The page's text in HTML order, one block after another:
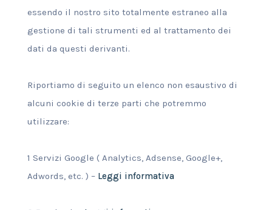
essendo il nostro sito totalmente estraneo alla
gestione di tali strumenti ed al trattamento dei
dati da questi derivanti.
Riportiamo di seguito un elenco non esaustivo di
alcuni cookie di terze parti che potremmo
utilizzare:
1 Servizi Google ( Analytics, Adsense, Google+,
Adwords, etc. ) – Leggi informativa